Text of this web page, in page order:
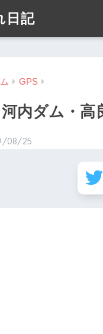
日記
GPS
内ダム・高
08/25